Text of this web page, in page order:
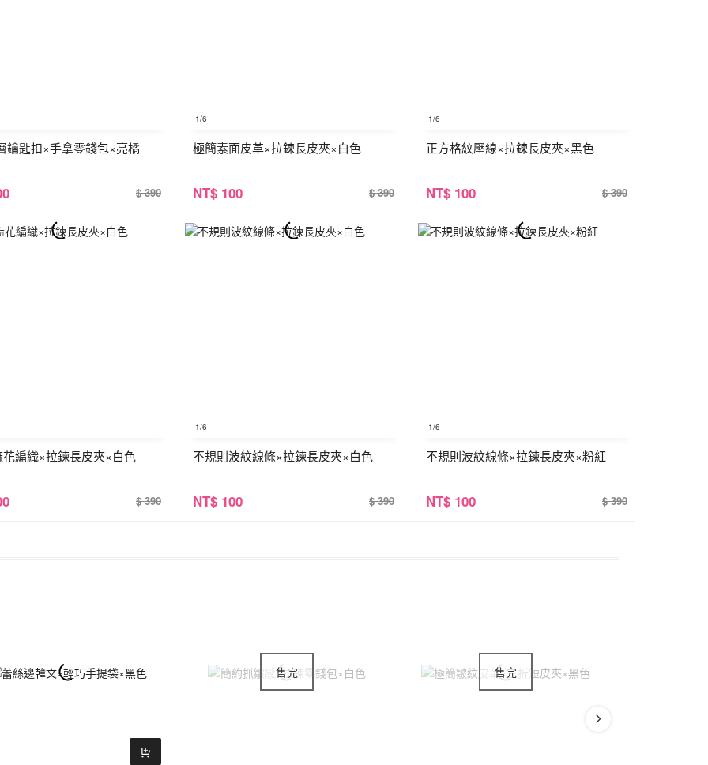
鑰匙扣×手拿零錢包×亮橘
$ 390
1/6
極簡素面皮革×拉鍊長皮夾×白色
NT$ 100 $ 390
1/6
正方格紋壓線×拉鍊長皮夾×黑色
NT$ 100 $ 390
編織×拉鍊長皮夾×白色
$ 390
1/6
不規則波紋線條×拉鍊長皮夾×白色
NT$ 100 $ 390
1/6
不規則波紋線條×拉鍊長皮夾×粉紅
NT$ 100 $ 390